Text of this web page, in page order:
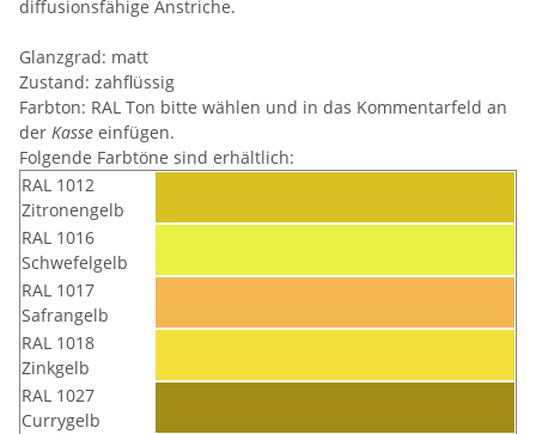
diffusionsfähige Anstriche.
Glanzgrad: matt
Zustand: zahflüssig
Farbton: RAL Ton bitte wählen und in das Kommentarfeld an
der Kasse einfügen.
Folgende Farbtöne sind erhältlich:
RAL 1012
Zitronengelb
RAL 1016
Schwefelgelb
RAL 1017
Safrangelb
RAL 1018
Zinkgelb
RAL 1027
Currygelb